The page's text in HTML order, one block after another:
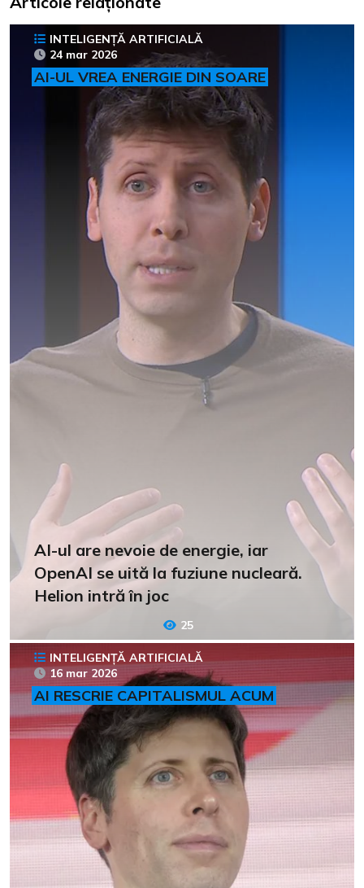
INTELIGENȚĂ ARTIFICIALĂ
24 mar 2026
AI-UL VREA ENERGIE DIN SOARE
AI-ul are nevoie de energie, iar
OpenAI se uită la fuziune nucleară.
Helion intră în joc
25
INTELIGENȚĂ ARTIFICIALĂ
16 mar 2026
AI RESCRIE CAPITALISMUL ACUM